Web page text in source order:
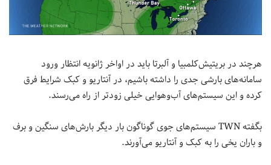
هرچند در بریتیش‌کلمبیا و آلبرتا باید در اواخر ژانویه انتظار ورود
سامانه‌های بارشی جدی را داشته باشیم، در آنتاریو و کبک شرایط فرق
کرده و این سیستم‌های آب‌وهوایی خیلی زودتر از راه می‌رسند.
بگفته TWN سیستم‌های جوی گوناگون بار دیگر بارش‌های سنگین و برف
و باران یخی را به کبک و آنتاریو ‌می‌آورند.